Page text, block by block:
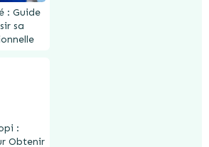
: Guide
sa
:
Obtenir